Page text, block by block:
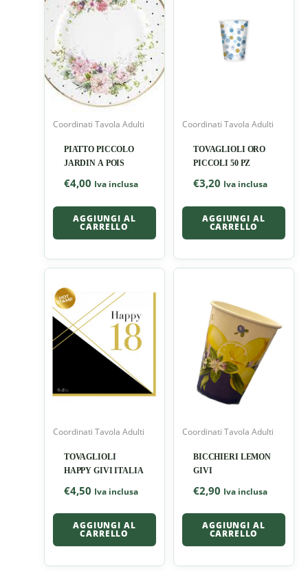
Coordinati Tavola Adulti
PIATTO PICCOLO
JARDIN A POIS
€4,00 Iva inclusa
AGGIUNGI AL
CARRELLO
Coordinati Tavola Adulti
TOVAGLIOLI ORO
PICCOLI 50 PZ
€3,20 Iva inclusa
AGGIUNGI AL
CARRELLO
Coordinati Tavola Adulti
TOVAGLIOLI
HAPPY GIVI ITALIA
€4,50 Iva inclusa
AGGIUNGI AL
CARRELLO
Coordinati Tavola Adulti
BICCHIERI LEMON
GIVI
€2,90 Iva inclusa
AGGIUNGI AL
CARRELLO